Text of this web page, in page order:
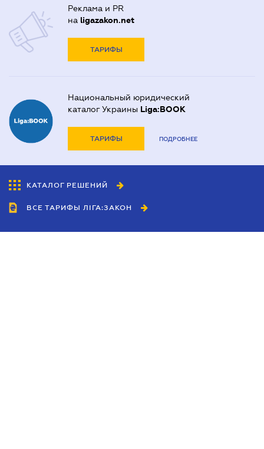
Реклама и PR
на ligazakon.net
ТАРИФЫ
Национальный юридический
каталог Украины Liga:BOOK
ТАРИФЫ ПОДРОБНЕЕ
КАТАЛОГ РЕШЕНИЙ
ВСЕ ТАРИФЫ ЛІГА:ЗАКОН